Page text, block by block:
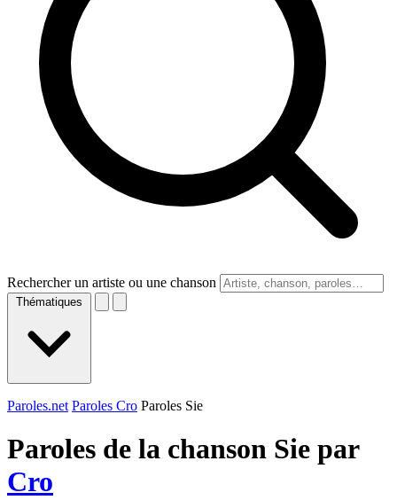
Rechercher un artiste ou une chanson
Thématiques
Paroles.net Paroles Cro Paroles Sie
Paroles de la chanson Sie par
Cro